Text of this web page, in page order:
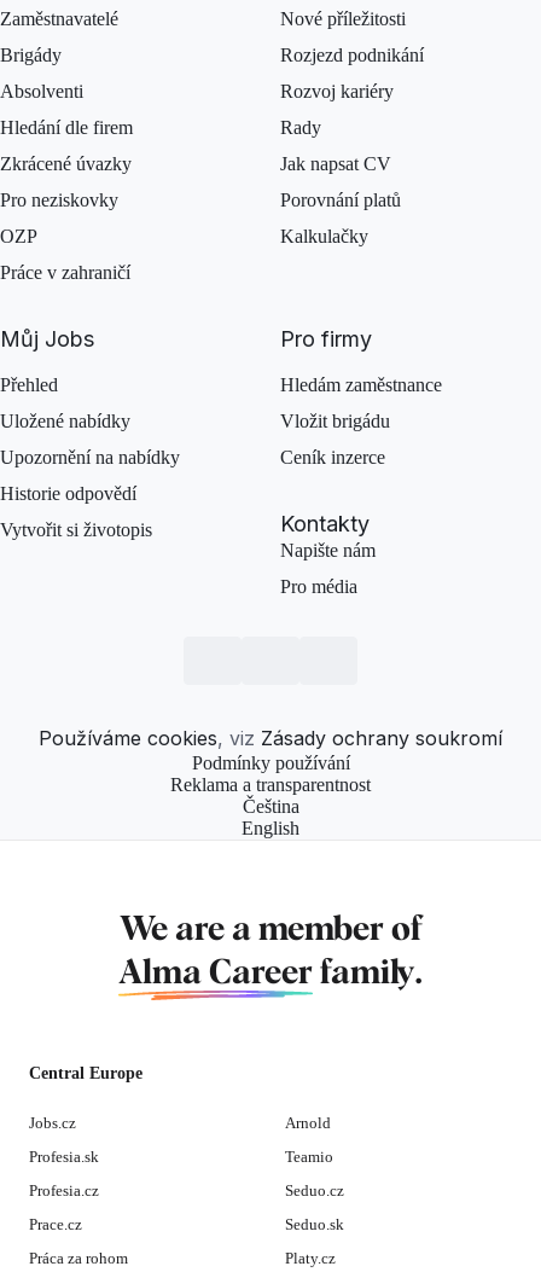
Zaměstnavatelé
Brigády
Absolventi
Hledání dle firem
Zkrácené úvazky
Pro neziskovky
OZP
Práce v zahraničí
Nové příležitosti
Rozjezd podnikání
Rozvoj kariéry
Rady
Jak napsat CV
Porovnání platů
Kalkulačky
Můj Jobs
Přehled
Uložené nabídky
Upozornění na nabídky
Historie odpovědí
Vytvořit si životopis
Pro firmy
Hledám zaměstnance
Vložit brigádu
Ceník inzerce
Kontakty
Napište nám
Pro média
Používáme cookies, viz Zásady ochrany soukromí
Podmínky používání
Reklama a transparentnost
Čeština
English
We are a member of
Alma Career family.
Central Europe
Jobs.cz
Profesia.sk
Profesia.cz
Prace.cz
Práca za rohom
Arnold
Teamio
Seduo.cz
Seduo.sk
Platy.cz